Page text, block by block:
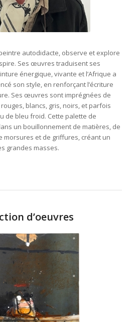
autodidacte, observe et explore
Ses œuvres traduisent ses
énergique, vivante et l’Afrique a
son style, en renforçant l’écriture
Ses œuvres sont imprégnées de
blancs, gris, noirs, et parfois
de bleu froid. Cette palette de
un bouillonnement de matières, de
morsures et de griffures, créant un
grandes masses.
d’oeuvres